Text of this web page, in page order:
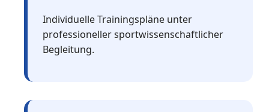
Individuelle Trainingspläne unter
professioneller sportwissenschaftlicher
Begleitung.